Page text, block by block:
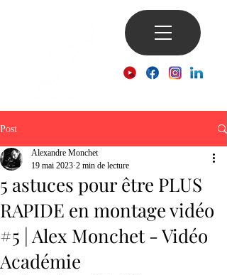
Post
5 astuces pour être PLUS
RAPIDE en montage vidéo
#5 | Alex Monchet - Vidéo
Académie
Alexandre Monchet
19 mai 2023 2 min de lecture